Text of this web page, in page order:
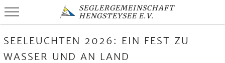
SEGLERGEMEINSCHAFT
HENGSTEYSEE E.V.
SEELEUCHTEN 2026: EIN FEST ZU
WASSER UND AN LAND